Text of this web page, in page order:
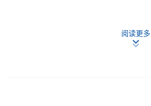
阅读更多